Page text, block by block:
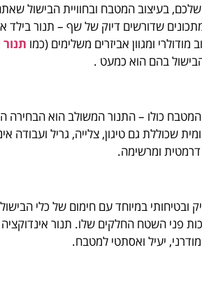
שלכם, בעיצוב המטבח ובחוויית הבישול
ומגוון אביזרים משלימים (כמו תנור
בהם הוא כמעט .
כולו – התנור המשולב הוא הבחירה
שכוללת גם טיגון, צלייה, גריל ועבודה
דרמטית ומרשימה.
ובטיחותי במיוחד עם חימום של כלי
פני השטח החלקים שלו. תנור
יעיל ואסתטי למטבח.